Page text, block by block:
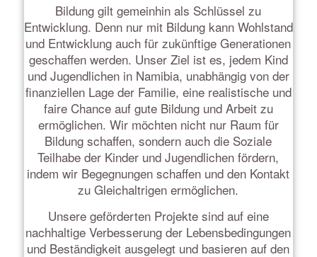
Bildung gilt gemeinhin als Schlüssel zu
Entwicklung. Denn nur mit Bildung kann Wohlstand
und Entwicklung auch für zukünftige Generationen
geschaffen werden. Unser Ziel ist es, jedem Kind
und Jugendlichen in Namibia, unabhängig von der
finanziellen Lage der Familie, eine realistische und
faire Chance auf gute Bildung und Arbeit zu
ermöglichen. Wir möchten nicht nur Raum für
Bildung schaffen, sondern auch die Soziale
Teilhabe der Kinder und Jugendlichen fördern,
indem wir Begegnungen schaffen und den Kontakt
zu Gleichaltrigen ermöglichen.
Unsere geförderten Projekte sind auf eine
nachhaltige Verbesserung der Lebensbedingungen
und Beständigkeit ausgelegt und basieren auf den